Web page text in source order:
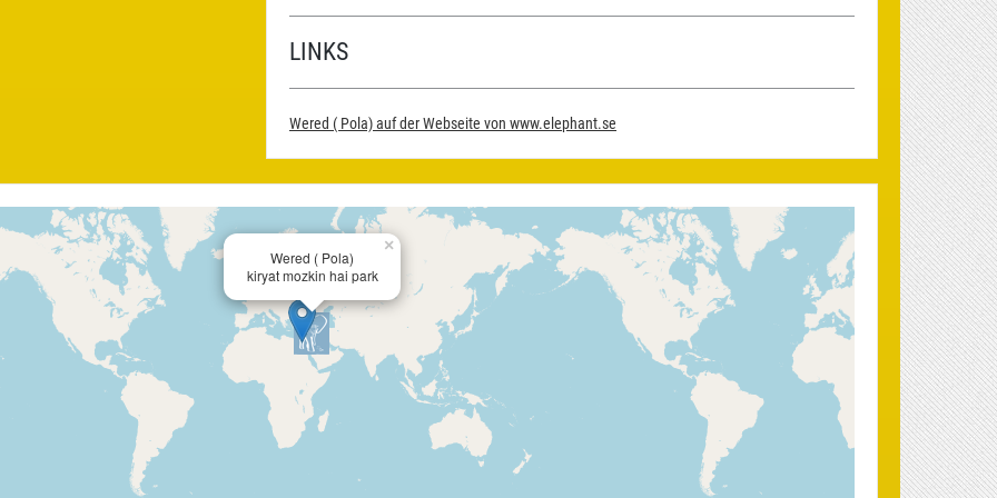
LINKS
Wered ( Pola) auf der Webseite von www.elephant.se
×
Wered ( Pola)
kiryat mozkin hai park